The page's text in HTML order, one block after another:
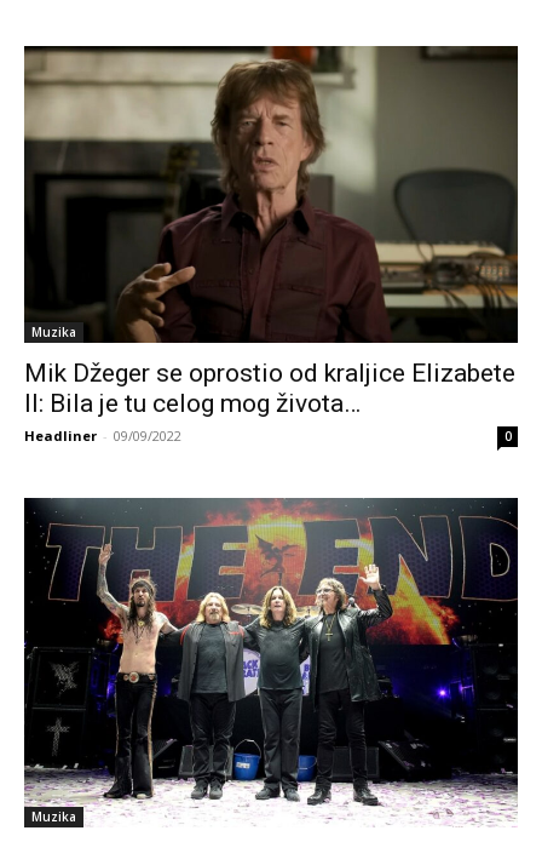
Muzika
Mik Džeger se oprostio od kraljice Elizabete
II: Bila je tu celog mog života…
Headliner - 09/09/2022 0
Muzika